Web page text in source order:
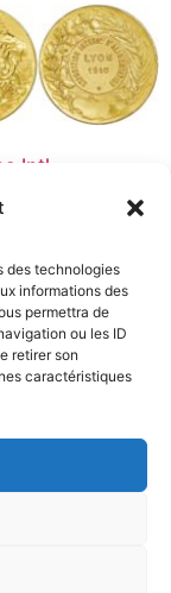
des technologies
informations des
permettra de
ou les ID
retirer son
caractéristiques
Intl
panier